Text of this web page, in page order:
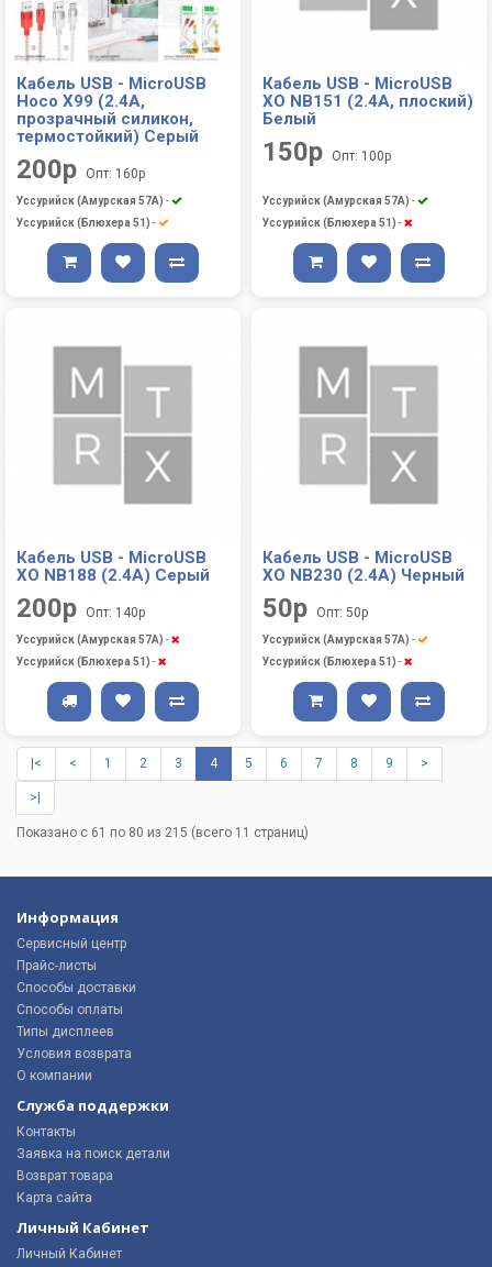
Кабель USB - MicroUSB
Hoco X99 (2.4A,
прозрачный силикон,
термостойкий) Серый
200р Опт: 160р
Уссурийск (Амурская 57А) -
Уссурийск (Блюхера 51) -
Кабель USB - MicroUSB
XO NB151 (2.4A, плоский)
Белый
150р Опт: 100р
Уссурийск (Амурская 57А) -
Уссурийск (Блюхера 51) -
Кабель USB - MicroUSB
XO NB188 (2.4A) Серый
200р Опт: 140р
Уссурийск (Амурская 57А) -
Уссурийск (Блюхера 51) -
Кабель USB - MicroUSB
XO NB230 (2.4A) Черный
50р Опт: 50р
Уссурийск (Амурская 57А) -
Уссурийск (Блюхера 51) -
|< < 1 2 3 4 5 6 7 8 9 >
>|
Показано с 61 по 80 из 215 (всего 11 страниц)
Информация
Сервисный центр
Прайс-листы
Способы доставки
Способы оплаты
Типы дисплеев
Условия возврата
О компании
Служба поддержки
Контакты
Заявка на поиск детали
Возврат товара
Карта сайта
Личный Кабинет
Личный Кабинет